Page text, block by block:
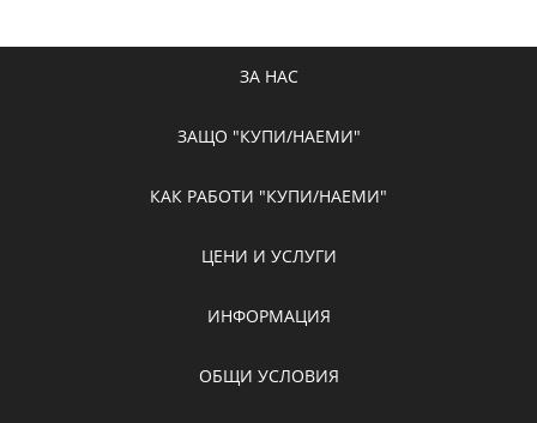
ЗА НАС
ЗАЩО "КУПИ/НАЕМИ"
КАК РАБОТИ "КУПИ/НАЕМИ"
ЦЕНИ И УСЛУГИ
ИНФОРМАЦИЯ
ОБЩИ УСЛОВИЯ